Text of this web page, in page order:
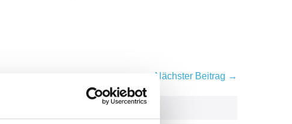
Nächster Beitrag →